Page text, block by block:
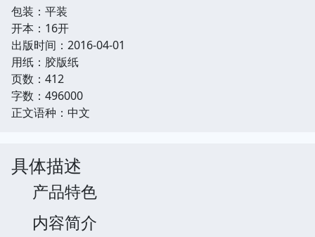
包装：平装
开本：16开
出版时间：2016-04-01
用纸：胶版纸
页数：412
字数：496000
正文语种：中文
具体描述
产品特色
内容简介